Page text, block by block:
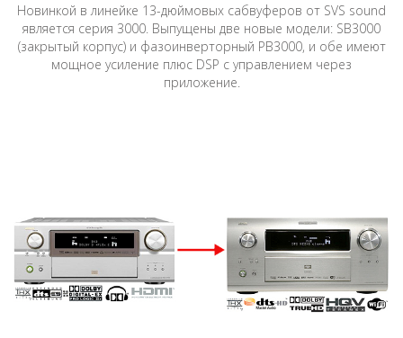
Новинкой в линейке 13-дюймовых сабвуферов от SVS sound
является серия 3000. Выпущены две новые модели: SB3000
(закрытый корпус) и фазоинверторный PB3000, и обе имеют
мощное усиление плюс DSP с управлением через
приложение.